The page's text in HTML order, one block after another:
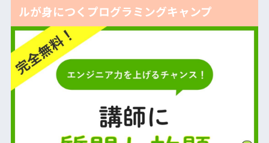
ルが身につくプログラミングキャンプ